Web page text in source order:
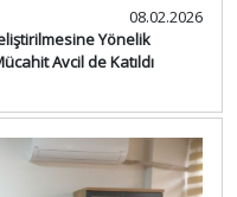
08.02.2026
Yönelik
Avcil de Katıldı